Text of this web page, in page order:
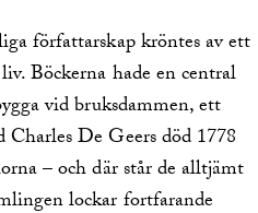
författarskap kröntes av ett
Böckerna hade en central
vid bruksdammen, ett
De Geers död 1778
– och där står de alltjämt
lockar fortfarande